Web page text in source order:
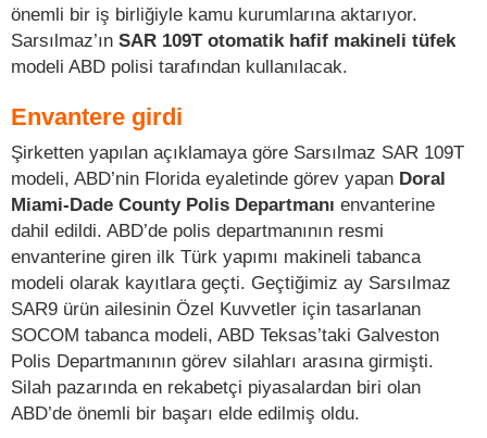
önemli bir iş birliğiyle kamu kurumlarına aktarıyor.
Sarsılmaz’ın SAR 109T otomatik hafif makineli tüfek
modeli ABD polisi tarafından kullanılacak.
Envantere girdi
Şirketten yapılan açıklamaya göre Sarsılmaz SAR 109T
modeli, ABD’nin Florida eyaletinde görev yapan Doral
Miami-Dade County Polis Departmanı envanterine
dahil edildi. ABD’de polis departmanının resmi
envanterine giren ilk Türk yapımı makineli tabanca
modeli olarak kayıtlara geçti. Geçtiğimiz ay Sarsılmaz
SAR9 ürün ailesinin Özel Kuvvetler için tasarlanan
SOCOM tabanca modeli, ABD Teksas’taki Galveston
Polis Departmanının görev silahları arasına girmişti.
Silah pazarında en rekabetçi piyasalardan biri olan
ABD’de önemli bir başarı elde edilmiş oldu.